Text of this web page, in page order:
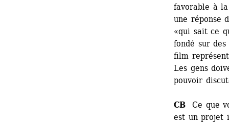
favorable à
une réponse
«qui sait ce
fondé sur
film
Les gens
pouvoir
CB Ce que
est un projet